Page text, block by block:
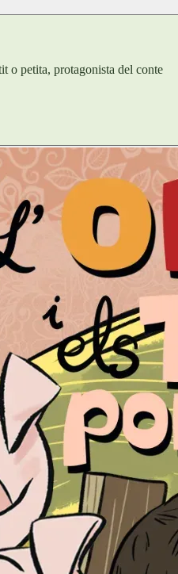
o petita, protagonista del conte